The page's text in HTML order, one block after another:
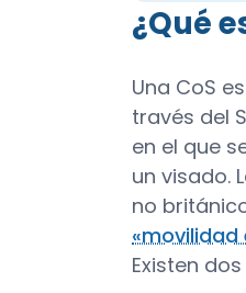
¿Qué
Una CoS
través del
en el que
un visado.
no
Existen